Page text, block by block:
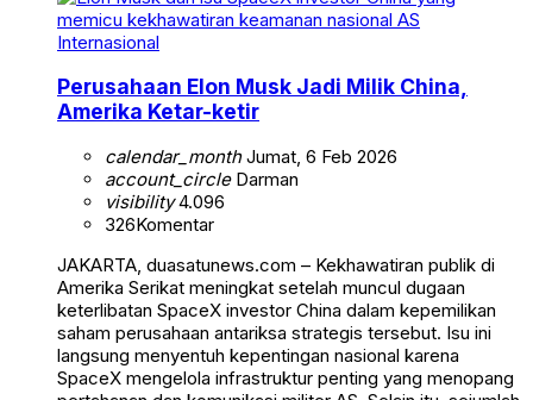
Internasional
Perusahaan Elon Musk Jadi Milik China,
Amerika Ketar-ketir
calendar_monthJumat, 6 Feb 2026
account_circleDarman
visibility4.096
326Komentar
JAKARTA, duasatunews.com – Kekhawatiran publik di
Amerika Serikat meningkat setelah muncul dugaan
keterlibatan SpaceX investor China dalam kepemilikan
saham perusahaan antariksa strategis tersebut. Isu ini
langsung menyentuh kepentingan nasional karena
SpaceX mengelola infrastruktur penting yang menopang